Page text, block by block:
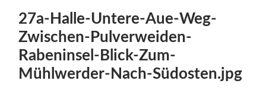
27a-Halle-Untere-Aue-Weg-
Zwischen-Pulverweiden-
Rabeninsel-Blick-Zum-
Mühlwerder-Nach-Südosten.jpg